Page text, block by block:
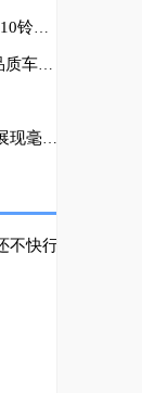
方式
生活
动性能